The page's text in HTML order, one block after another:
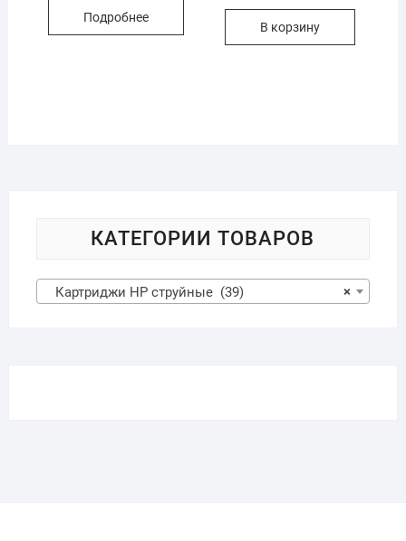
Подробнее
В корзину
КАТЕГОРИИ ТОВАРОВ
×
Картриджи HP струйные (39)